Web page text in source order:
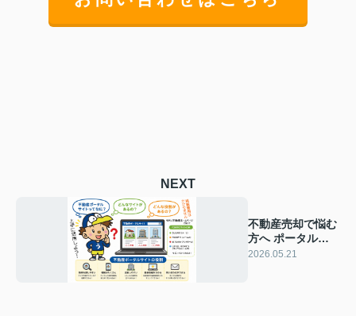
NEXT
不動産売却で悩む
方へ ポータルサ
イト掲載方法と注
2026.05.21